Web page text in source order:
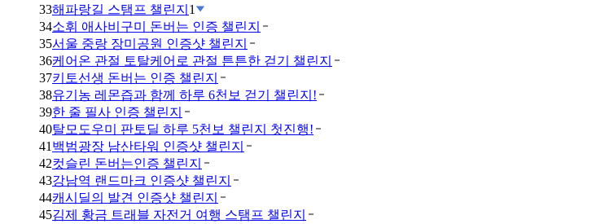
33해파랑길 스탬프 챌린지 1
34소휘 애사비구미 돈버는 인증 챌린지
35서울 중랑 장미공원 인증샷 챌린지
36케어온 관절 토탈케어로 관절 튼튼한 걷기 챌린지
37키토선생 돈버는 인증 챌린지
38유기농 레몬즙과 함께 하루 6천보 걷기 챌린지!
39한 줄 필사 인증 챌린지
40탈모도우미 판토딜 하루 5천보 챌린지 첫진행!
41 백범광장 남산타워 인증샷 챌린지
42컷슬린 돈버는인증 챌린지
43강남역 랜드마크 인증샷 챌린지
44캐시딜의 발견 인증샷 챌린지
45김제 황금 트래블 자전거 여행 스탬프 챌린지